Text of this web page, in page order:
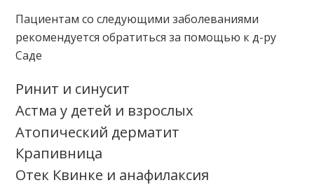
Пациентам со следующими заболеваниями
рекомендуется обратиться за помощью к д-ру
Саде
Ринит и синусит
Астма у детей и взрослых
Атопический дерматит
Крапивница
Отек Квинке и анафилаксия